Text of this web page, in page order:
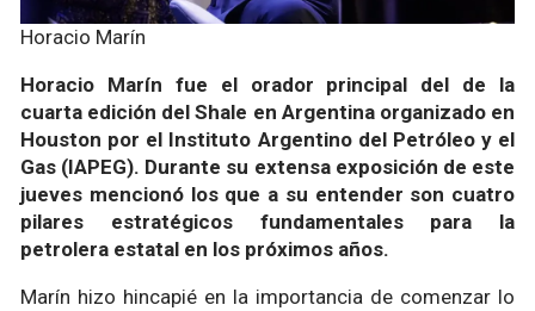
Horacio Marín
Horacio Marín fue el orador principal del de la
cuarta edición del Shale en Argentina organizado en
Houston por el Instituto Argentino del Petróleo y el
Gas (IAPEG). Durante su extensa exposición de este
jueves mencionó los que a su entender son cuatro
pilares estratégicos fundamentales para la
petrolera estatal en los próximos años.
Marín hizo hincapié en la importancia de comenzar lo